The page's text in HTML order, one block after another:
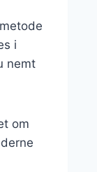
i
nemt
om